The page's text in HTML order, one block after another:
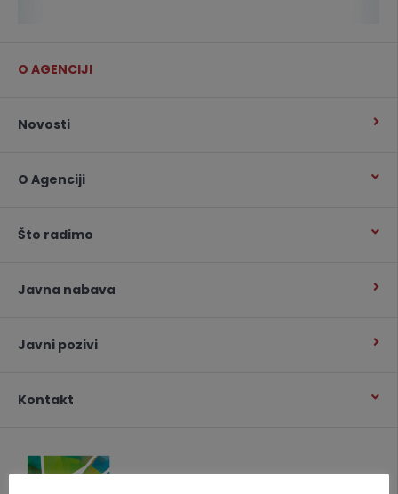
O AGENCIJI
Novosti
O Agenciji
Što radimo
Javna nabava
Javni pozivi
Kontakt